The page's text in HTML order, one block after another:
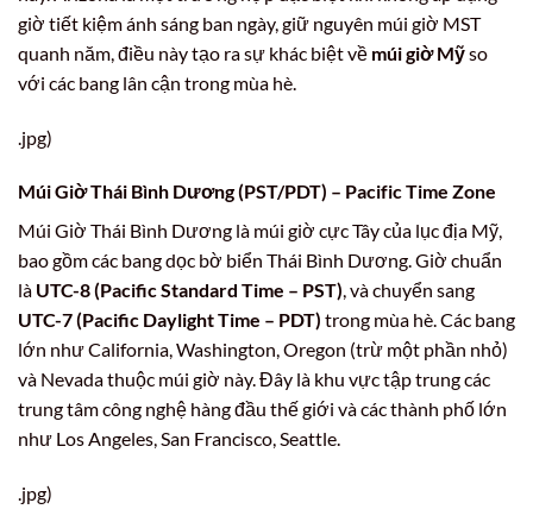
giờ tiết kiệm ánh sáng ban ngày, giữ nguyên múi giờ MST
quanh năm, điều này tạo ra sự khác biệt về múi giờ Mỹso
với các bang lân cận trong mùa hè.
.jpg)
Múi Giờ Thái Bình Dương (PST/PDT) – Pacific Time Zone
Múi Giờ Thái Bình Dương là múi giờ cực Tây của lục địa Mỹ,
bao gồm các bang dọc bờ biển Thái Bình Dương. Giờ chuẩn
là UTC-8 (Pacific Standard Time – PST), và chuyển sang
UTC-7 (Pacific Daylight Time – PDT) trong mùa hè. Các bang
lớn như California, Washington, Oregon (trừ một phần nhỏ)
và Nevada thuộc múi giờ này. Đây là khu vực tập trung các
trung tâm công nghệ hàng đầu thế giới và các thành phố lớn
như Los Angeles, San Francisco, Seattle.
.jpg)